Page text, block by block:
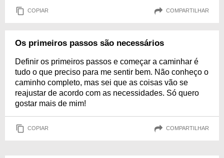
COPIAR COMPARTILHAR
Os primeiros passos são necessários
Definir os primeiros passos e começar a caminhar é
tudo o que preciso para me sentir bem. Não conheço o
caminho completo, mas sei que as coisas vão se
reajustar de acordo com as necessidades. Só quero
gostar mais de mim!
COPIAR COMPARTILHAR